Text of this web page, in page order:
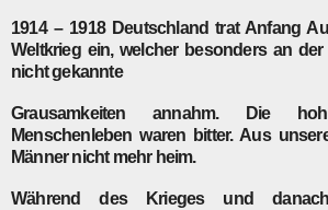
1914 – 1918 Deutschland trat Anfang
Weltkrieg ein, welcher besonders an
nicht gekannte
Grausamkeiten annahm. Die
Menschenleben waren bitter. Aus
Männer nicht mehr heim.
Während des Krieges und